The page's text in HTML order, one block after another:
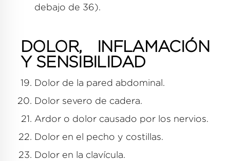
debajo de 36).
DOLOR, INFLAMACIÓN
Y SENSIBILIDAD
Dolor de la pared abdominal.
Dolor severo de cadera.
Ardor o dolor causado por los nervios.
Dolor en el pecho y costillas.
Dolor en la clavícula.